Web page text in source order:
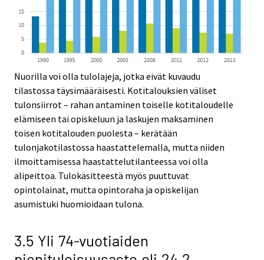
Nuorilla voi olla tulolajeja, jotka eivät kuvaudu
tilastossa täysimääräisesti. Kotitalouksien väliset
tulonsiirrot – rahan antaminen toiselle kotitaloudelle
elämiseen tai opiskeluun ja laskujen maksaminen
toisen kotitalouden puolesta – kerätään
tulonjakotilastossa haastattelemalla, mutta niiden
ilmoittamisessa haastattelutilanteessa voi olla
alipeittoa. Tulokäsitteestä myös puuttuvat
opintolainat, mutta opintoraha ja opiskelijan
asumistuki huomioidaan tulona.
3.5 Yli 74-vuotiaiden